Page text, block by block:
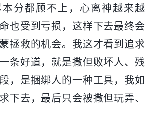
分都顾不上，心离神越来越
也受到亏损，这样下去最终会
拯救的机会。我这才看到追求
条好道，就是撒但败坏人、残
，是捆绑人的一种工具，我如
下去，最后只会被撒但玩弄、